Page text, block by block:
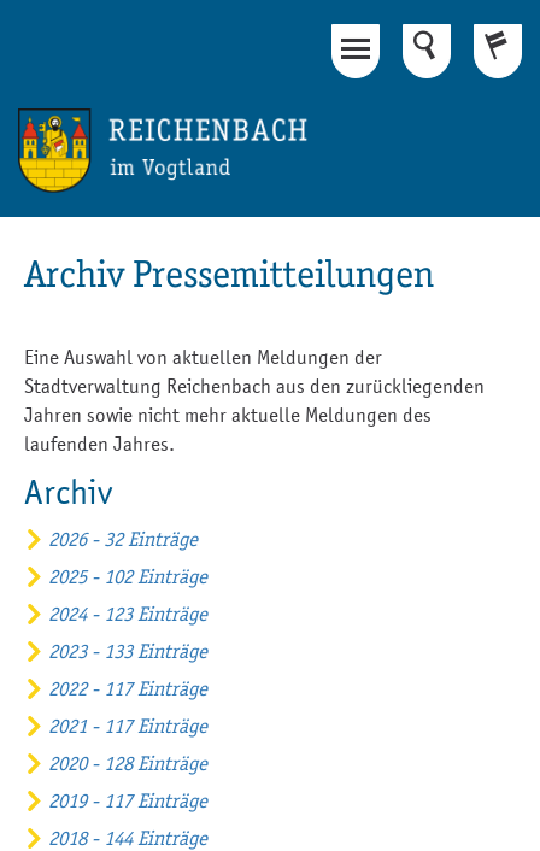
Archiv Pressemitteilungen
Eine Auswahl von aktuellen Meldungen der
Stadtverwaltung Reichenbach aus den zurückliegenden
Jahren sowie nicht mehr aktuelle Meldungen des
laufenden Jahres.
Archiv
2026 - 32 Einträge
2025 - 102 Einträge
2024 - 123 Einträge
2023 - 133 Einträge
2022 - 117 Einträge
2021 - 117 Einträge
2020 - 128 Einträge
2019 - 117 Einträge
2018 - 144 Einträge